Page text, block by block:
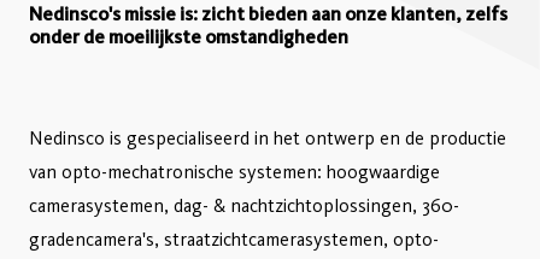
Nedinsco's missie is: zicht bieden aan onze klanten, zelfs
onder de moeilijkste omstandigheden
Nedinsco is gespecialiseerd in het ontwerp en de productie
van opto-mechatronische systemen: hoogwaardige
camerasystemen, dag- & nachtzichtoplossingen, 360-
gradencamera's, straatzichtcamerasystemen, opto-